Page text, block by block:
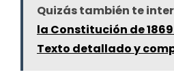
Quizás también te
la Constitución de
Texto detallado y